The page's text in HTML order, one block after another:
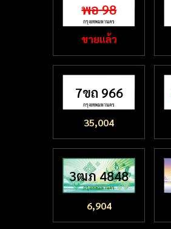
พอ 98
ขายแล้ว
7ขถ 966
35,004
3ฒภ 4848
6,904